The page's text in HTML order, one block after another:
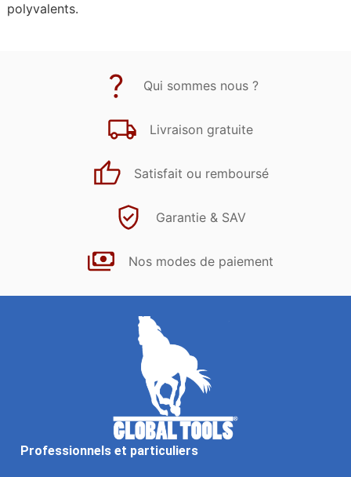
polyvalents.
Qui sommes nous ?
Livraison gratuite
Satisfait ou remboursé
Garantie & SAV
Nos modes de paiement
Professionnels et particuliers